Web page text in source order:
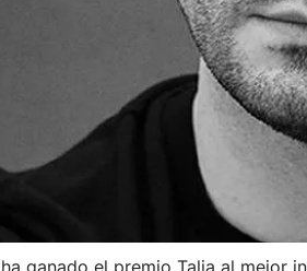
ganado el premio Talia al mejor